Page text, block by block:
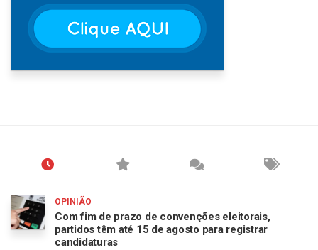
OPINIÃO
Com fim de prazo de convenções eleitorais,
partidos têm até 15 de agosto para registrar
candidaturas